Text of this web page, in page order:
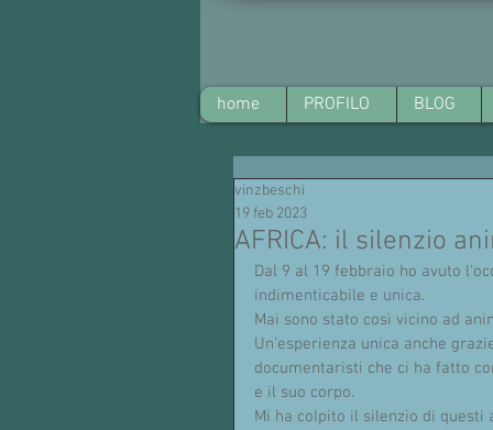
home PROFILO BLOG
AFRICA: il silenzio
vinzbeschi
19 feb 2023
Dal 9 al 19 febbraio ho avuto
indimenticabile e unica.
Mai sono stato così vicino ad
Un'esperienza unica anche
documentaristi che ci ha fatto
e il suo corpo.
Mi ha colpito il silenzio di questi